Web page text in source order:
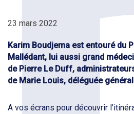
23 mars 2022
Karim Boudjema est entouré du
Mallédant, lui aussi grand
de Pierre Le Duff,
de Marie Louis, déléguée
A vos écrans pour découvrir